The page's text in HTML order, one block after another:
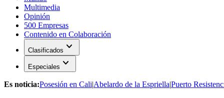
Multimedia
Opinión
500 Empresas
Contenido en Colaboración
Clasificados expand_more
Especiales expand_more
Es noticia:Posesión en Cali|Abelardo de la Espriella|Puerto